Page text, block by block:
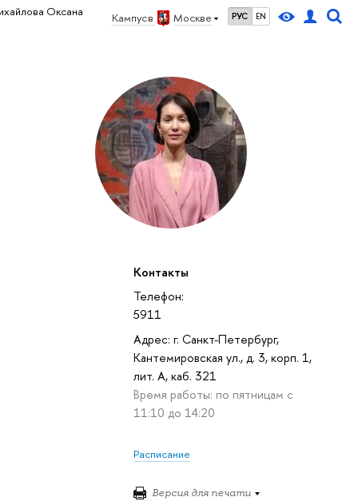
Кампус в Москве РУС EN
Оксана
Контакты
Телефон:
5911
Адрес: г. Санкт-Петербург,
Кантемировская ул., д. 3, корп. 1,
лит. А, каб. 321
Время работы: по пятницам с
11:10 до 14:20
Расписание
Версия для печати